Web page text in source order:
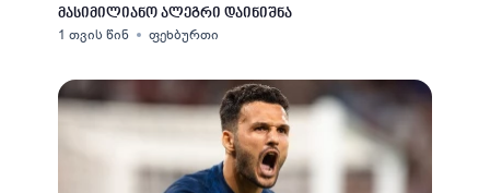
მასიმილიანო ალეგრი დაინიშნა
1 თვის წინ ფეხბურთი